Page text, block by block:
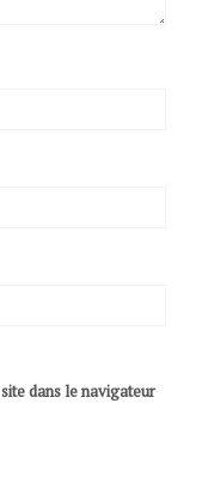
dans le navigateur